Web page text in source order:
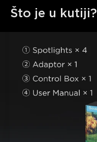
Što je u kutiji?